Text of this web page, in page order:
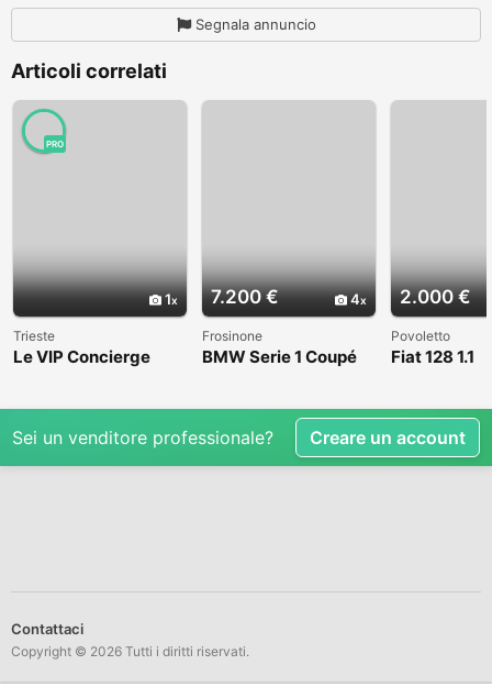
Segnala annuncio
Articoli correlati
1
PRO
Trieste
Le VIP Concierge
7.200 € 4
Frosinone
BMW Serie 1 Coupé
2.000 €
Povoletto
Fiat 128 1.1
Sei un venditore professionale? Creare un account
Contattaci
Copyright © 2026 Tutti i diritti riservati.